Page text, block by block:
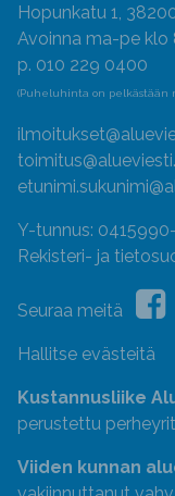
Hopunkatu 1,
Avoinna ma-pe klo
p. 010 229 0400
(Puheluhinta on pelkästään
Y-tunnus:
Rekisteri- ja
Seuraa meitä
Hallitse evästeitä
Kustannusliike
perustettu
Viiden kunnan